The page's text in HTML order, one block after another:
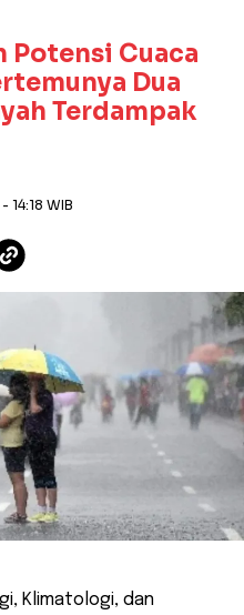
Potensi Cuaca
Dua
Terdampak
- 14:18 WIB
Klimatologi, dan